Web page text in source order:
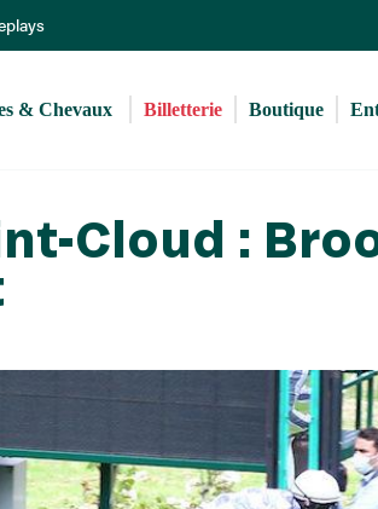
au
principal
& Chevaux Billetterie Boutique
Cloud :